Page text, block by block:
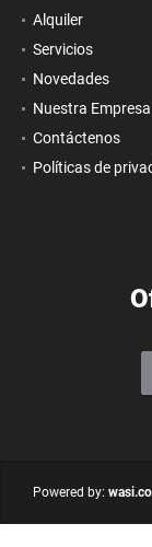
Alquiler
Servicios
Novedades
Nuestra Empresa
Contáctenos
Políticas de
Powered by: wasi.co